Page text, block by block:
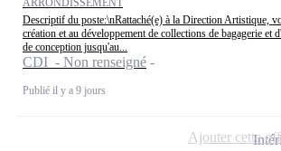
ARRONDISSEMENT
Descriptif du poste:\nRattaché(e) à la Direction Artistique,
création et au développement de collections de bagagerie et
de conception jusqu'au...
CDI - Non renseigné
Publié il y a 9 jours
Ajouter cette